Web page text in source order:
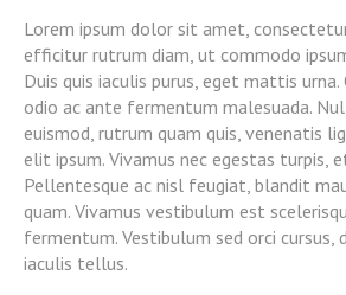
Lorem ipsum dolor sit amet,
efficitur rutrum diam, ut commodo
Duis quis iaculis purus, eget mattis
odio ac ante fermentum malesuada.
euismod, rutrum quam quis, venenatis
elit ipsum. Vivamus nec egestas turpis,
Pellentesque ac nisl feugiat, blandit
quam. Vivamus vestibulum est
fermentum. Vestibulum sed orci cursus,
iaculis tellus.